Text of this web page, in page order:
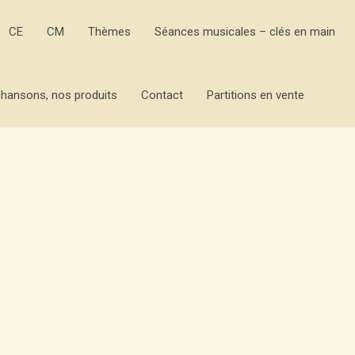
CE CM Thèmes Séances musicales – clés en main
nos produits Contact Partitions en vente